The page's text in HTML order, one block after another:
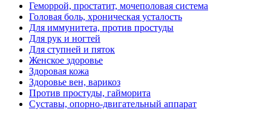
Геморрой, простатит, мочеполовая система
Головая боль, хроническая усталость
Для иммунитета, против простуды
Для рук и ногтей
Для ступней и пяток
Женское здоровье
Здоровая кожа
Здоровье вен, варикоз
Против простуды, гайморита
Суставы, опорно-двигательный аппарат